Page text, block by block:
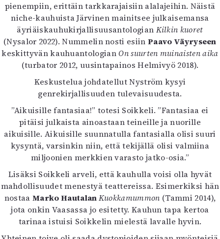
pienempiin, erittäin tarkkarajaisiin alalajeihin. Näistä
niche-kauhuista Järvinen mainitsee julkaisemansa
äyriäiskauhukirjallisuusantologian Kilkin kuoret
(Nysalor 2022). Nummelin nosti esiinPaavo Väyryseen
keskittyvän kauhuantologian On suurten muinaisten aika
(turbator 2012, uusintapainos Helmivyö 2018).
Keskustelua johdatellut Nyström kysyi
genrekirjallisuuden tulevaisuudesta.
”Aikuisille fantasiaa!” totesi Soikkeli. ”Fantasiaa ei
pitäisi julkaista ainoastaan teineille ja nuorille
aikuisille. Aikuisille suunnatulla fantasialla olisi suuri
kysyntä, varsinkin niin, että tekijällä olisi valmiina
miljoonien merkkien varasto jatko-osia.”
Lisäksi Soikkeli arveli, että kauhulla voisi olla hyvät
mahdollisuudet menestyä teattereissa. Esimerkiksi hän
nostaaMarko HautalanKuokkamummon (Tammi 2014),
jota onkin Vaasassa jo esitetty. Kauhun tapa kertoa
tarinaa istuisi Soikkelin mielestä lavalle hyvin.